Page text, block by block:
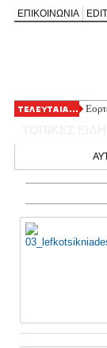
ΕΠΙΚΟΙΝΩΝΙΑ
Οι